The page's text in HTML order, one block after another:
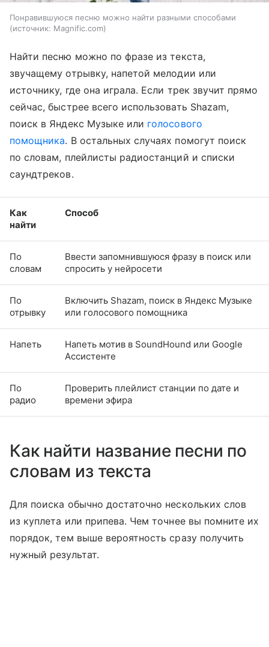
Понравившуюся песню можно найти разными способами
источник: Magnific.com
Найти песню можно по фразе из текста,
звучащему отрывку, напетой мелодии или
источнику, где она играла. Если трек звучит прямо
сейчас, быстрее всего использовать Shazam,
поиск в Яндекс Музыке или голосового
помощника. В остальных случаях помогут поиск
по словам, плейлисты радиостанций и списки
саундтреков.
Как
найти
Способ
По
словам
Ввести запомнившуюся фразу в поиск или
спросить у нейросети
По
отрывку
Включить Shazam, поиск в Яндекс Музыке
или голосового помощника
Напеть
Напеть мотив в SoundHound или Google
Ассистенте
По
радио
Проверить плейлист станции по дате и
времени эфира
Как найти название песни по
словам из текста
Для поиска обычно достаточно нескольких слов
из куплета или припева. Чем точнее вы помните их
порядок, тем выше вероятность сразу получить
нужный результат.